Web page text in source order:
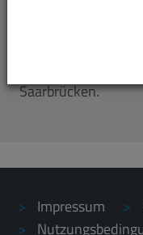
Diese Ausstellung
bis 15. Januar
Saarbrücken.
Impressum